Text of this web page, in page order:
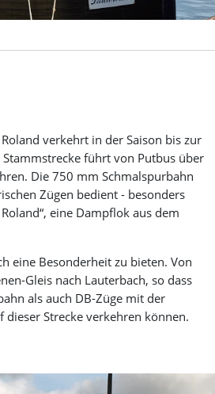
verkehrt in der Saison bis zur
führt von Putbus über
Die 750 mm Schmalspurbahn
Zügen bedient - besonders
eine Dampflok aus dem
eine Besonderheit zu bieten. Von
Gleis nach Lauterbach, so dass
als auch DB-Züge mit der
Strecke verkehren können.